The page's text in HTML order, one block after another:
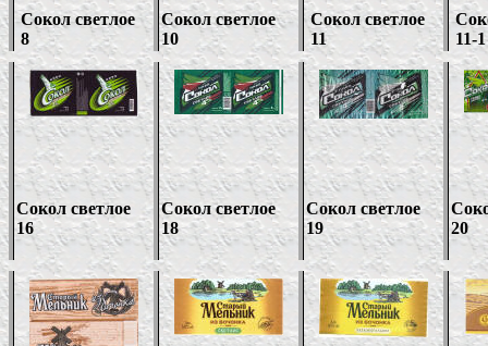
Сокол светлое
8
Сокол светлое
10
Сокол светлое
11
11-1
Сокол светлое
16
Сокол светлое
18
Сокол светлое
19
20